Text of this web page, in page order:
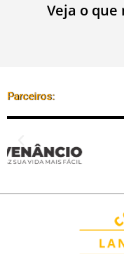
Veja o que
Parceiros: